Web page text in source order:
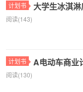
计划书 大学生冰淇
阅读(143)
计划书 A电动车商业
阅读(130)